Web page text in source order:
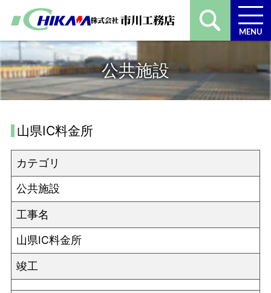
MENU
公共施設
山県IC料金所
カテゴリ
公共施設
工事名
山県IC料金所
竣工